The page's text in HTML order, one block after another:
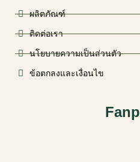
ผลิตภัณฑ์
ติดต่อเรา
นโยบายความเป็นส่วนตัว
ข้อตกลงและเงื่อนไข